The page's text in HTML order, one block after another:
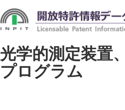
光学的測定装置
プログラム